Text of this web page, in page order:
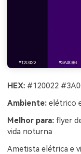
HEX: #120022
Ambiente: elétrico
Melhor para: flyer
vida noturna
Ametista elétrica e